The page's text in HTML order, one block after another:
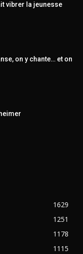
vibrer la jeunesse
on y chante… et on
1629
1251
1178
1115